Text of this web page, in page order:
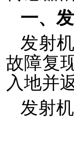
一、
发射
故障复
入地并
发射